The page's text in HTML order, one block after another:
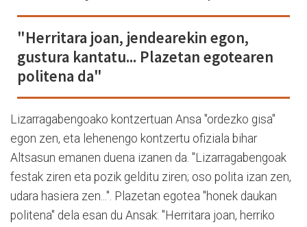
"Herritara joan, jendearekin egon,
gustura kantatu... Plazetan egotearen
politena da"
Lizarragabengoako kontzertuan Ansa "ordezko gisa"
egon zen, eta lehenengo kontzertu ofiziala bihar
Altsasun emanen duena izanen da. "Lizarragabengoak
festak ziren eta pozik gelditu ziren; oso polita izan zen,
udara hasiera zen...". Plazetan egotea "honek daukan
politena" dela esan du Ansak: "Herritara joan, herriko